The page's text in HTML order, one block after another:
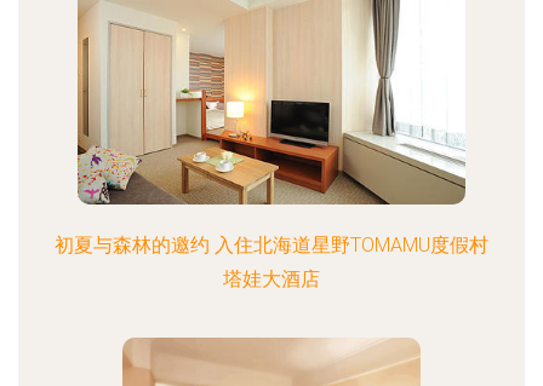
初夏与森林的邀约 入住北海道星野TOMAMU度假村
塔娃大酒店